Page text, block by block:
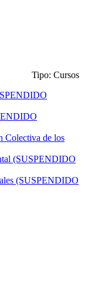
Tipo: Cursos
Colectiva de los
(SUSPENDIDO
(SUSPENDIDO